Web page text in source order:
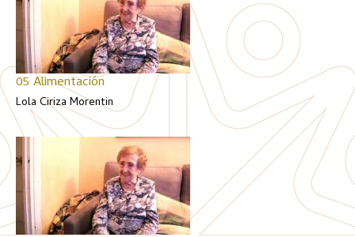
05 Alimentación
Lola Ciriza Morentin